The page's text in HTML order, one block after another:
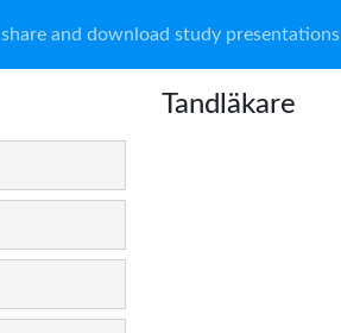
share and download study presentations
Tandläkare